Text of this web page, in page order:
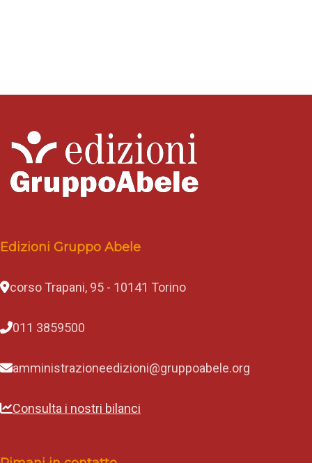
Edizioni Gruppo Abele
corso Trapani, 95 - 10141 Torino
011 3859500
amministrazioneedizioni@gruppoabele.org
Consulta i nostri bilanci